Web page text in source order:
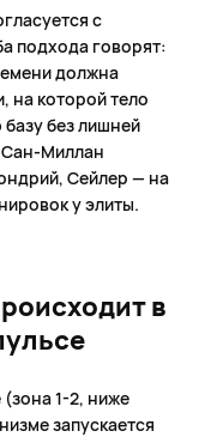
с
подхода говорят:
должна
на которой тело
без лишней
Сан-Миллан
Сейлер — на
у элиты.
в
(зона 1-2, ниже
запускается